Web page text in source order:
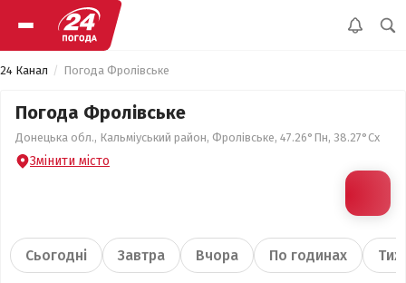
24 Канал Погода Фролівське
Погода Фролівське
Донецька обл., Кальміуський район, Фролівське, 47.26°Пн, 38.27°Сх
Змінити місто
Сьогодні Завтра Вчора По годинах